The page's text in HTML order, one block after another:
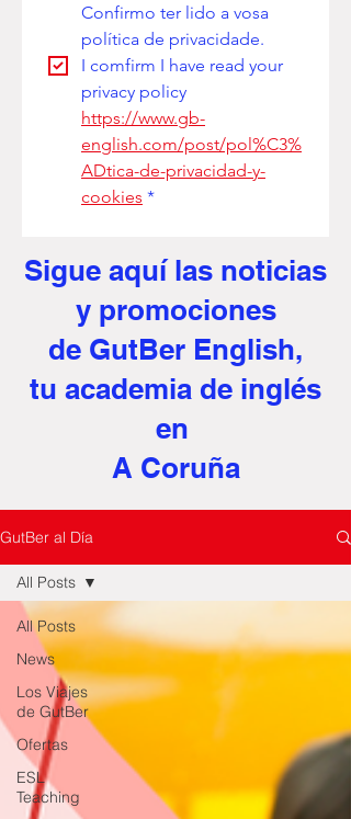
Confirmo ter lido a vosa
I comfirm I have read your
privacy policy
https://www.gb-
english.com/post/pol%C3%
ADtica-de-privacidad-y-
cookies *
Sigue aquílas noticias
y promociones
de GutBer English,
tu academia de inglés
en
A Coruña
GutBer al Día
All Posts
News
Los Viajes
de GutBer
Ofertas
ESL
Teaching
All Posts